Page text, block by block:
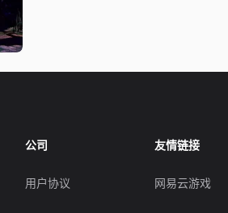
公司
用户协议
友情链接
网易云游戏